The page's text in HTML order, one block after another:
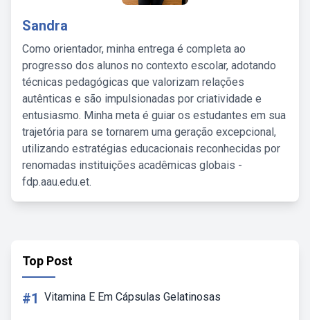
Sandra
Como orientador, minha entrega é completa ao
progresso dos alunos no contexto escolar, adotando
técnicas pedagógicas que valorizam relações
autênticas e são impulsionadas por criatividade e
entusiasmo. Minha meta é guiar os estudantes em sua
trajetória para se tornarem uma geração excepcional,
utilizando estratégias educacionais reconhecidas por
renomadas instituições acadêmicas globais -
fdp.aau.edu.et.
Top Post
#1 Vitamina E Em Cápsulas Gelatinosas